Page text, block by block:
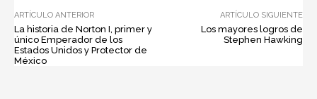
ARTÍCULO ANTERIOR
La historia de Norton I, primer y
único Emperador de los
Estados Unidos y Protector de
México
ARTÍCULO SIGUIENTE
Los mayores logros de
Stephen Hawking